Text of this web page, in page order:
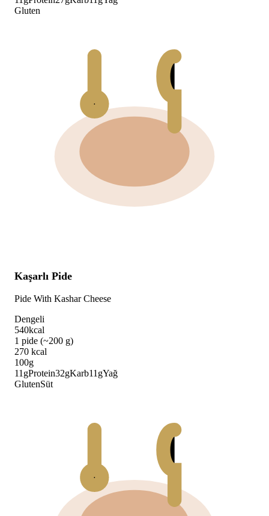
Gluten
Kaşarlı Pide
Pide With Kashar Cheese
Dengeli
540kcal
1 pide (~200 g)
270 kcal
100g
11 gProtein32gKarb11 gYağ
GlutenSüt